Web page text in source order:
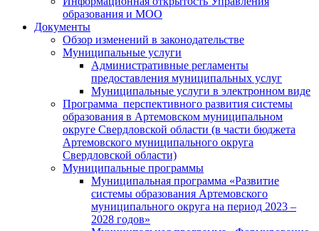
образования и МОО
Документы
Обзор изменений в законодательстве
Муниципальные услуги
Административные регламенты
предоставления муниципальных услуг
Муниципальные услуги в электронном виде
Программа перспективного развития системы
образования в Артемовском муниципальном
округе Свердловской области (в части бюджета
Артемовского муниципального округа
Свердловской области)
Муниципальные программы
Муниципальная программа «Развитие
системы образования Артемовского
муниципального округа на период 2023 –
2028 годов»